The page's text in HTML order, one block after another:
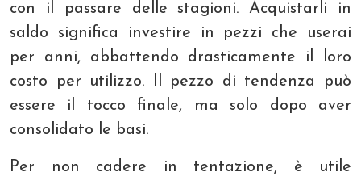
con il passare delle stagioni. Acquistarli in
saldo significa investire in pezzi che userai
per anni, abbattendo drasticamente il loro
costo per utilizzo. Il pezzo di tendenza può
essere il tocco finale, ma solo dopo aver
consolidato le basi.
Per non cadere in tentazione, è utile